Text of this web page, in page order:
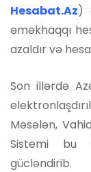
Hesabat.Az)
əməkhaqqı
azaldır və
Son illərdə
Məsələn,
Sistemi bu
gücləndirib.